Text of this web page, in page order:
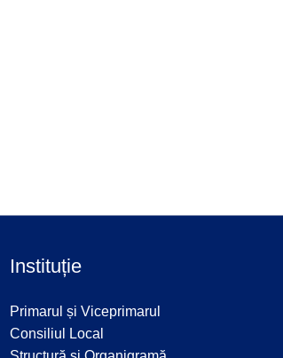
Instituție
Primarul și Viceprimarul
Consiliul Local